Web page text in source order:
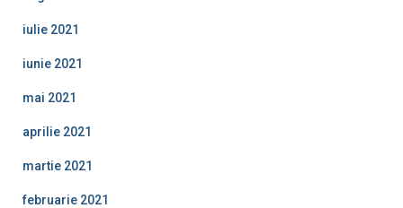
iulie 2021
iunie 2021
mai 2021
aprilie 2021
martie 2021
februarie 2021